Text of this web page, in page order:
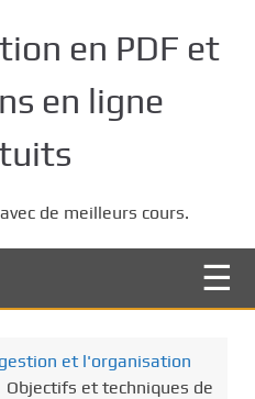
en PDF et
en ligne
de meilleurs cours.
et l'organisation
Objectifs et techniques de